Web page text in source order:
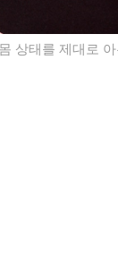
상태를 제대로